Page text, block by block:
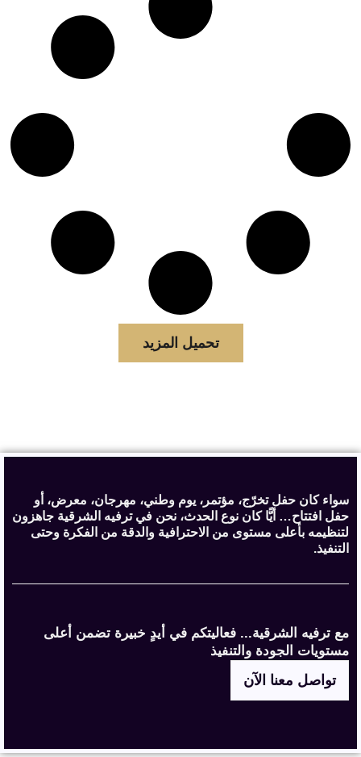
تحميل المزيد
سواء كان حفل تخرّج، مؤتمر، يوم وطني، مهرجان، معرض، أو
حفل افتتاح… أيًّا كان نوع الحدث، نحن في ترفيه الشرقية جاهزون
لتنظيمه بأعلى مستوى من الاحترافية والدقة من الفكرة وحتى
التنفيذ.
مع ترفيه الشرقية... فعاليتكم في أيدٍ خبيرة تضمن أعلى
مستويات الجودة والتنفيذ
تواصل معنا الآن